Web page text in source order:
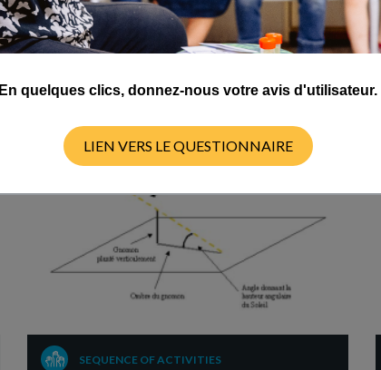
SEQUENCE OF ACTIVITIES
En quelques clics, donnez-nous votre avis d'utilisateur.
LIEN VERS LE QUESTIONNAIRE